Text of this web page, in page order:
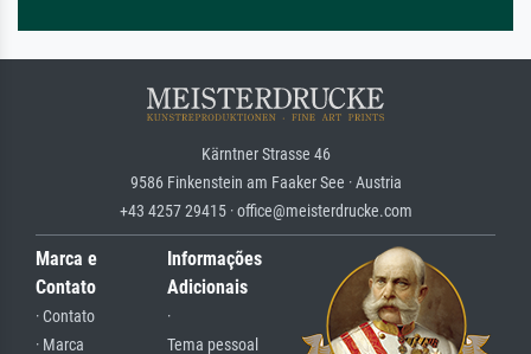
Kärntner Strasse 46
9586 Finkenstein am Faaker See · Austria
+43 4257 29415 · office@meisterdrucke.com
Marca e
Contato
· Contato
· Marca
Informações
Adicionais
·
Tema pessoal